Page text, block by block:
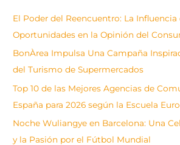
El Poder del Reencuentro: La Influencia
Oportunidades en la Opinión del
BonÀrea Impulsa Una Campaña
del Turismo de Supermercados
Top 10 de las Mejores Agencias de
España para 2026 según la Escuela
Noche Wuliangye en Barcelona: Una
y la Pasión por el Fútbol Mundial